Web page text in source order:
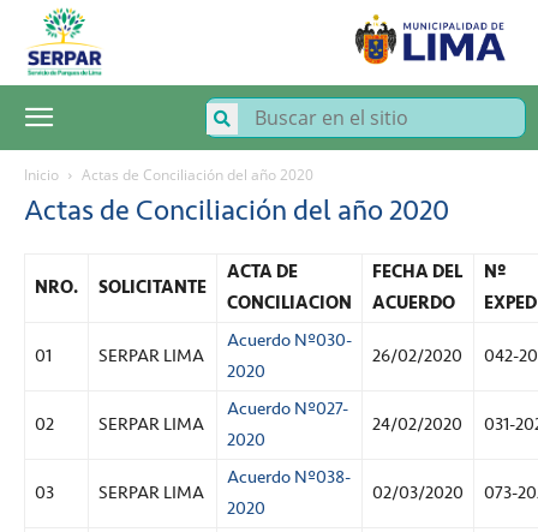
SERPAR
Servicio
de
Parques
Inicio Actas de Conciliación del año 2020
Actas de Conciliación del año 2020
NRO. SOLICITANTE
ACTA DE
CONCILIACION
FECHA DEL
ACUERDO
Nº
01 SERPAR LIMA
Acuerdo Nº030-
2020
26/02/2020 042-
02 SERPAR LIMA
Acuerdo Nº027-
2020
24/02/2020 031-
03 SERPAR LIMA
Acuerdo Nº038-
2020
02/03/2020 073-